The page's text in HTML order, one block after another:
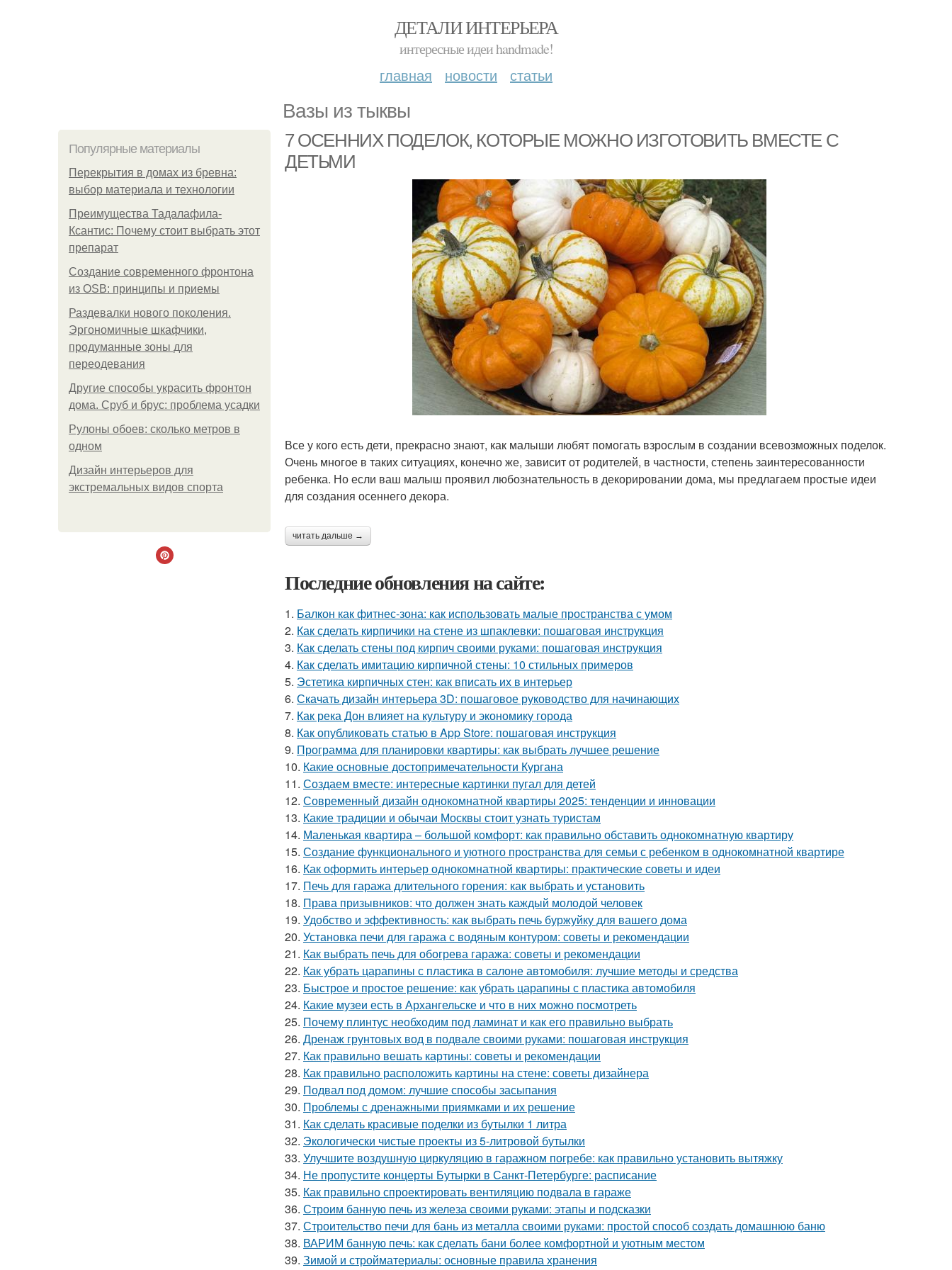
ДЕТАЛИ ИНТЕРЬЕРА
интересные идеи handmade!
главная новости статьи
Вазы из тыквы
Популярные материалы
Перекрытия в домах из бревна:
выбор материала и технологии
Преимущества Тадалафила-
Ксантис: Почему стоит выбрать этот
препарат
Создание современного фронтона
из OSB: принципы и приемы
Раздевалки нового поколения.
Эргономичные шкафчики,
продуманные зоны для
переодевания
Другие способы украсить фронтон
дома. Сруб и брус: проблема усадки
Рулоны обоев: сколько метров в
одном
Дизайн интерьеров для
экстремальных видов спорта
7 ОСЕННИХ ПОДЕЛОК, КОТОРЫЕ МОЖНО ИЗГОТОВИТЬ ВМЕСТЕ С
ДЕТЬМИ
Все у кого есть дети, прекрасно знают, как малыши любят помогать взрослым в создании всевозможных поделок.
Очень многое в таких ситуациях, конечно же, зависит от родителей, в частности, степень заинтересованности
ребенка. Но если ваш малыш проявил любознательность в декорировании дома, мы предлагаем простые идеи
для создания осеннего декора.
читать дальше →
Последние обновления на сайте:
1. Балкон как фитнес-зона: как использовать малые пространства с умом
2. Как сделать кирпичики на стене из шпаклевки: пошаговая инструкция
3. Как сделать стены под кирпич своими руками: пошаговая инструкция
4. Как сделать имитацию кирпичной стены: 10 стильных примеров
5. Эстетика кирпичных стен: как вписать их в интерьер
6. Скачать дизайн интерьера 3D: пошаговое руководство для начинающих
7. Как река Дон влияет на культуру и экономику города
8. Как опубликовать статью в App Store: пошаговая инструкция
9. Программа для планировки квартиры: как выбрать лучшее решение
10. Какие основные достопримечательности Кургана
11. Создаем вместе: интересные картинки пугал для детей
12. Современный дизайн однокомнатной квартиры 2025: тенденции и инновации
13. Какие традиции и обычаи Москвы стоит узнать туристам
14. Маленькая квартира – большой комфорт: как правильно обставить однокомнатную квартиру
15. Создание функционального и уютного пространства для семьи с ребенком в однокомнатной квартире
16. Как оформить интерьер однокомнатной квартиры: практические советы и идеи
17. Печь для гаража длительного горения: как выбрать и установить
18. Права призывников: что должен знать каждый молодой человек
19. Удобство и эффективность: как выбрать печь буржуйку для вашего дома
20. Установка печи для гаража с водяным контуром: советы и рекомендации
21. Как выбрать печь для обогрева гаража: советы и рекомендации
22. Как убрать царапины с пластика в салоне автомобиля: лучшие методы и средства
23. Быстрое и простое решение: как убрать царапины с пластика автомобиля
24. Какие музеи есть в Архангельске и что в них можно посмотреть
25. Почему плинтус необходим под ламинат и как его правильно выбрать
26. Дренаж грунтовых вод в подвале своими руками: пошаговая инструкция
27. Как правильно вешать картины: советы и рекомендации
28. Как правильно расположить картины на стене: советы дизайнера
29. Подвал под домом: лучшие способы засыпания
30. Проблемы с дренажными приямками и их решение
31. Как сделать красивые поделки из бутылки 1 литра
32. Экологически чистые проекты из 5-литровой бутылки
33. Улучшите воздушную циркуляцию в гаражном погребе: как правильно установить вытяжку
34. Не пропустите концерты Бутырки в Санкт-Петербурге: расписание
35. Как правильно спроектировать вентиляцию подвала в гараже
36. Строим банную печь из железа своими руками: этапы и подсказки
37. Строительство печи для бань из металла своими руками: простой способ создать домашнюю баню
38. ВАРИМ банную печь: как сделать бани более комфортной и уютным местом
39. Зимой и стройматериалы: основные правила хранения